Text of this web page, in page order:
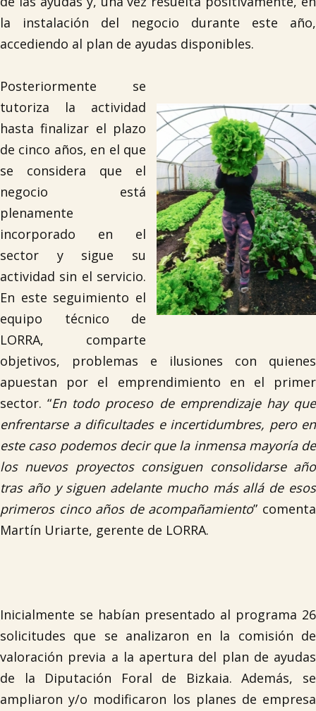
la instalación del negocio durante este año,
accediendo al plan de ayudas disponibles.
Posteriormente se
tutoriza la actividad
hasta finalizar el plazo
de cinco años, en el que
se considera que el
negocio está
plenamente
incorporado en el
sector y sigue su
actividad sin el servicio.
En este seguimiento el
equipo técnico de
LORRA, comparte
objetivos, problemas e ilusiones con quienes
apuestan por el emprendimiento en el primer
sector. “En todo proceso de emprendizaje hay que
enfrentarse a dificultades e incertidumbres, pero en
este caso podemos decir que la inmensa mayoría de
los nuevos proyectos consiguen consolidarse año
tras año y siguen adelante mucho más allá de esos
primeros cinco años de acompañamiento” comenta
Martín Uriarte, gerente de LORRA.
Inicialmente se habían presentado al programa 26
solicitudes que se analizaron en la comisión de
valoración previa a la apertura del plan de ayudas
de la Diputación Foral de Bizkaia. Además, se
ampliaron y/o modificaron los planes de empresa